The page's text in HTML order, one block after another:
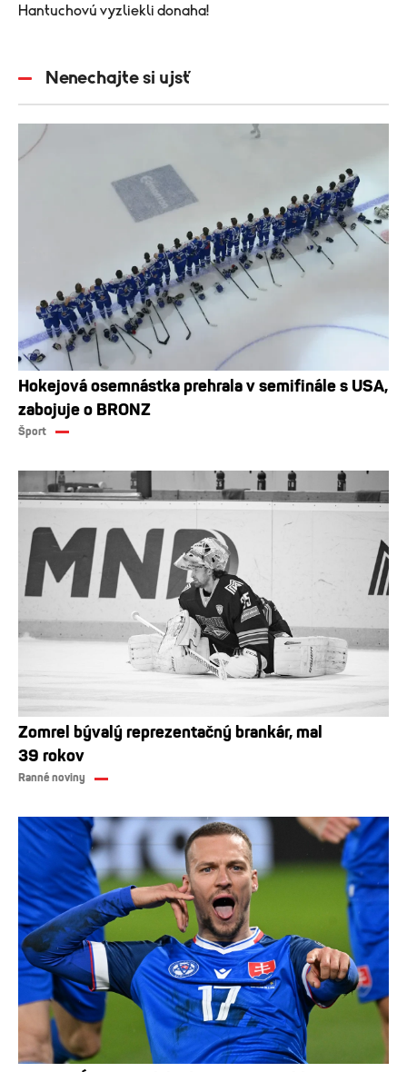
Hantuchovú vyzliekli donaha!
Nenechajte si ujsť
Hokejová osemnástka prehrala v semifinále s USA,
zabojuje o BRONZ
Šport
Zomrel bývalý reprezentačný brankár, mal
39 rokov
Ranné noviny